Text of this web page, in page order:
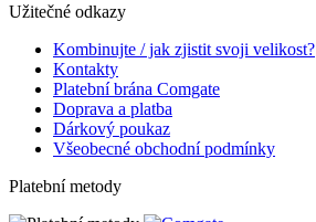
Užitečné odkazy
Kombinujte / jak zjistit svoji velikost?
Kontakty
Platební brána Comgate
Doprava a platba
Dárkový poukaz
Všeobecné obchodní podmínky
Platební metody